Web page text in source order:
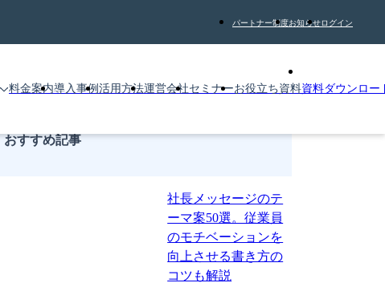
パートナー制度お知らせログイン
料金案内導入事例 活用方法運営会社セミナーお役立ち資料資料ダウンロー
おすすめ記事
社長メッセージのテ
ーマ案50選。従業員
のモチベーションを
向上させる書き方の
コツも解説